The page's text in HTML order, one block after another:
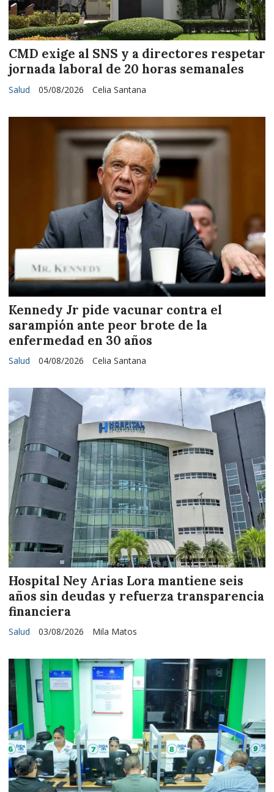
CMD exige al SNS y a directores respetar
jornada laboral de 20 horas semanales
Celia Santana
Salud 05/08/2026
Kennedy Jr pide vacunar contra el
sarampión ante peor brote de la
enfermedad en 30 años
Celia Santana
Salud 04/08/2026
Hospital Ney Arias Lora mantiene seis
años sin deudas y refuerza transparencia
financiera
Mila Matos
Salud 03/08/2026